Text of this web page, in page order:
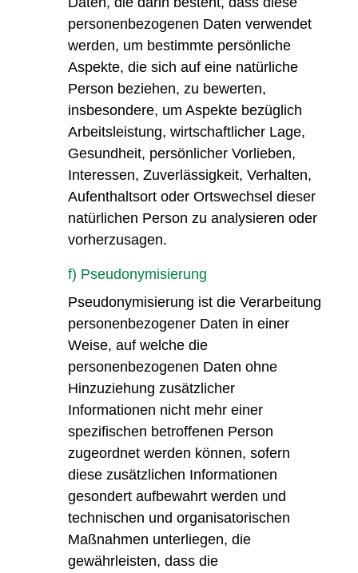
personenbezogenen Daten verwendet
werden, um bestimmte persönliche
Aspekte, die sich auf eine natürliche
Person beziehen, zu bewerten,
insbesondere, um Aspekte bezüglich
Arbeitsleistung, wirtschaftlicher Lage,
Gesundheit, persönlicher Vorlieben,
Interessen, Zuverlässigkeit, Verhalten,
Aufenthaltsort oder Ortswechsel dieser
natürlichen Person zu analysieren oder
vorherzusagen.
f) Pseudonymisierung
Pseudonymisierung ist die Verarbeitung
personenbezogener Daten in einer
Weise, auf welche die
personenbezogenen Daten ohne
Hinzuziehung zusätzlicher
Informationen nicht mehr einer
spezifischen betroffenen Person
zugeordnet werden können, sofern
diese zusätzlichen Informationen
gesondert aufbewahrt werden und
technischen und organisatorischen
Maßnahmen unterliegen, die
gewährleisten, dass die